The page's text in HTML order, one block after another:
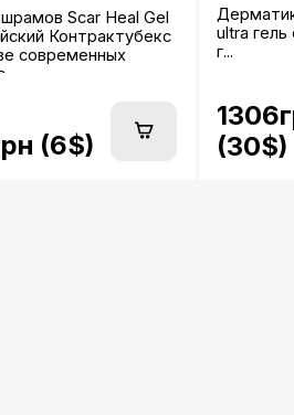
Scar Heal Gel
Контрактубекс
современных
(6$)
ultra
г...
(30$)